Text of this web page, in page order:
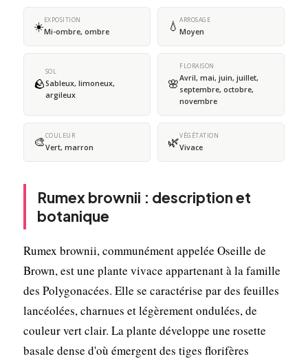
☀️EXPOSITION
Mi-ombre, ombre 💧 ARROSAGE
Moyen
🪨
SOL
Sableux, limoneux,
argileux
🌸
FLORAISON
Avril, mai, juin, juillet,
septembre, octobre,
novembre
🎨COULEUR
Vert, marron 🌿VÉGÉTATION
Vivace
Rumex brownii : description et
botanique
Rumex brownii, communément appelée Oseille de
Brown, est une plante vivace appartenant à la famille
des Polygonacées. Elle se caractérise par des feuilles
lancéolées, charnues et légèrement ondulées, de
couleur vert clair. La plante développe une rosette
basale dense d'où émergent des tiges florifères